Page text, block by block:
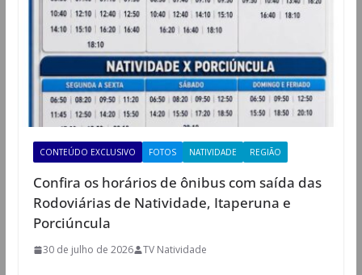
CONTEÚDO EXCLUSIVO FOTOS NATIVIDADE REGIÃO
Confira os horários de ônibus com saída das
Rodoviárias de Natividade, Itaperuna e
Porciúncula
30 de julho de 2026 TV Natividade